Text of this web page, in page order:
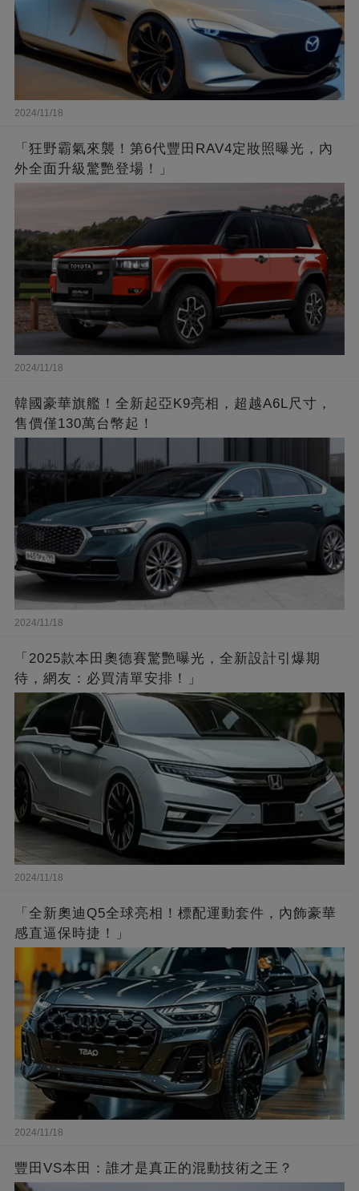
2024/11/18
「狂野霸氣來襲！第6代豐田RAV4定妝照曝光，內
外全面升級驚艷登場！」
2024/11/18
韓國豪華旗艦！全新起亞K9亮相，超越A6L尺寸，
售價僅130萬台幣起！
2024/11/18
「2025款本田奧德賽驚艷曝光，全新設計引爆期
待，網友：必買清單安排！」
2024/11/18
「全新奧迪Q5全球亮相！標配運動套件，內飾豪華
感直逼保時捷！」
2024/11/18
豐田VS本田：誰才是真正的混動技術之王？